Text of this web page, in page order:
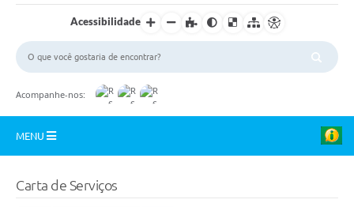
Acessibilidade
Acompanhe-nos:
MENU
PDTI
Carta de Serviços